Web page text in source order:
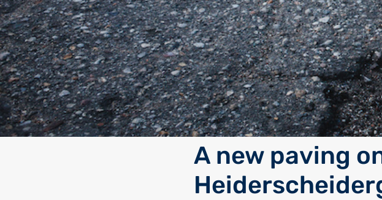
A new paving